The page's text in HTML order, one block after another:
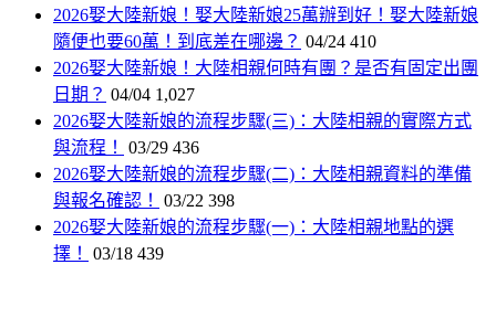
2026娶大陸新娘！娶大陸新娘25萬辦到好！娶大陸新娘
隨便也要60萬！到底差在哪邊？ 04/24 410
2026娶大陸新娘！大陸相親何時有團？是否有固定出團
日期？ 04/04 1,027
2026娶大陸新娘的流程步驟(三)：大陸相親的實際方式
與流程！
03/29 436
2026娶大陸新娘的流程步驟(二)：大陸相親資料的準備
與報名確認！
03/22 398
2026娶大陸新娘的流程步驟(一)：大陸相親地點的選
擇！
03/18 439